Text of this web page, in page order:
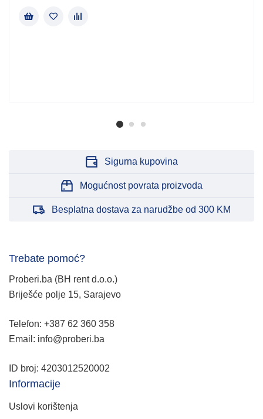
Sigurna kupovina
Mogućnost povrata proizvoda
Besplatna dostava za narudžbe od 300 KM
Trebate pomoć?
Proberi.ba (BH rent d.o.o.)
Briješće polje 15, Sarajevo
Telefon: +387 62 360 358
Email: info@proberi.ba
ID broj: 4203012520002
Informacije
Uslovi korištenja